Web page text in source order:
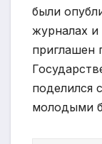
были
журналах и
приглашен
поделился
молодыми